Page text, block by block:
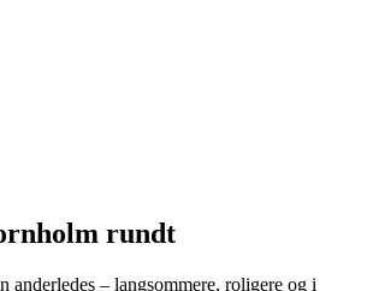
rundt
anderledes – langsommere, roligere og i